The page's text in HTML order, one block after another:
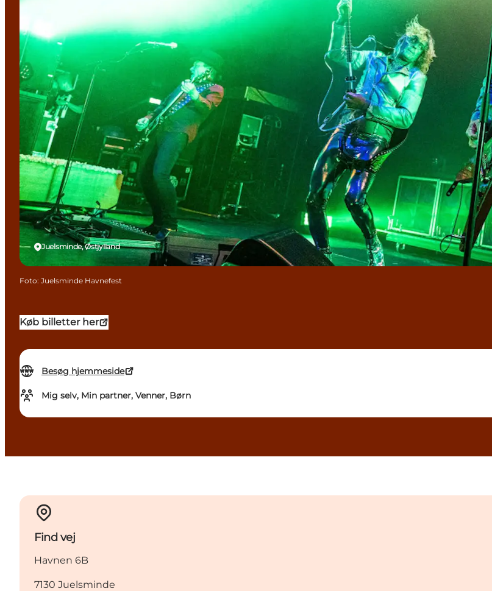
Køb billetter her
Besøg hjemmeside
Mig selv, Min partner, Venner, Børn
Juelsminde, Østjylland
Foto: Juelsminde Havnefest
Find vej
Havnen 6B
7130 Juelsminde